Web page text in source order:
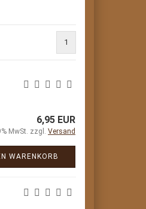
1
6,95 EUR
MwSt. zzgl. Versand
WARENKORB